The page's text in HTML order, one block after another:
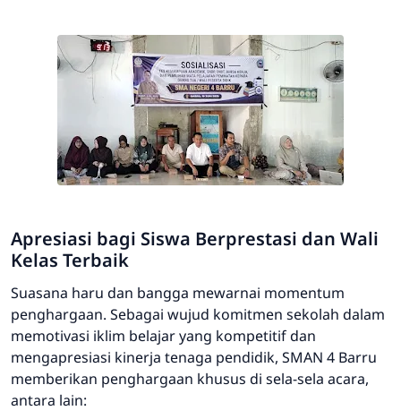
Apresiasi bagi Siswa Berprestasi dan Wali
Kelas Terbaik
Suasana haru dan bangga mewarnai momentum
penghargaan. Sebagai wujud komitmen sekolah dalam
memotivasi iklim belajar yang kompetitif dan
mengapresiasi kinerja tenaga pendidik, SMAN 4 Barru
memberikan penghargaan khusus di sela-sela acara,
antara lain: